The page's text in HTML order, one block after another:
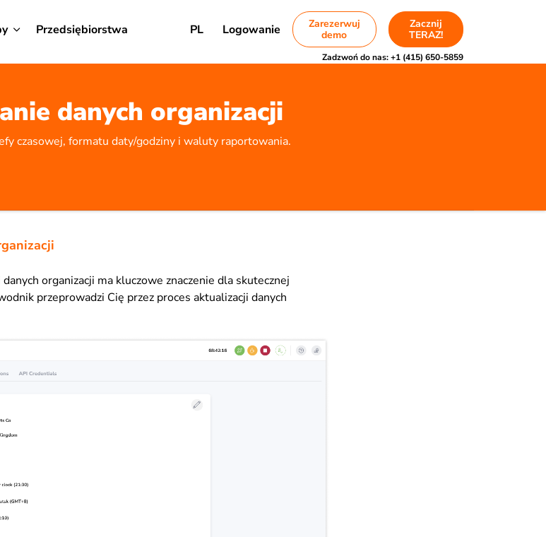
Przedsiębiorstwa PL Logowanie
Zarezerwuj
demo
Zacznij
TERAZ!
Zadzwoń do nas:+1 (415) 650-5859
danych organizacji
czasowej, formatu daty/godziny i waluty raportowania.
organizacji ma kluczowe znaczenie dla skutecznej
przeprowadzi Cię przez proces aktualizacji danych